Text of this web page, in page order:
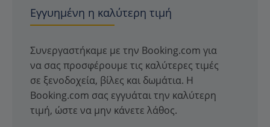
Εγγυημένη η καλύτερη τιμή
Συνεργαστήκαμε με την Booking.com για
να σας προσφέρουμε τις καλύτερες τιμές
σε ξενοδοχεία, βίλες και δωμάτια. Η
Booking.com σας εγγυάται την καλύτερη
τιμή, ώστε να μην κάνετε λάθος.